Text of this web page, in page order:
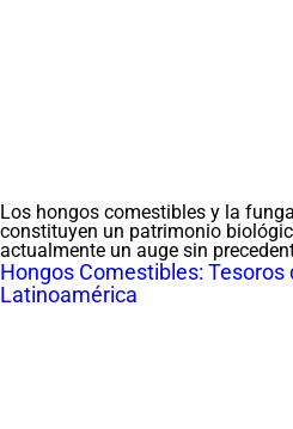
Los hongos comestibles y la
constituyen un patrimonio
actualmente un auge sin
Hongos Comestibles: Tesoros
Latinoamérica